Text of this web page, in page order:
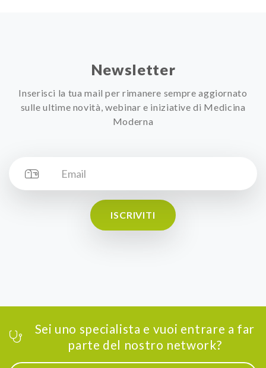
Newsletter
Inserisci la tua mail per rimanere sempre aggiornato
sulle ultime novità, webinar e iniziative di Medicina
Moderna
ISCRIVITI
Sei uno specialista e vuoi entrare a far
parte del nostro network?